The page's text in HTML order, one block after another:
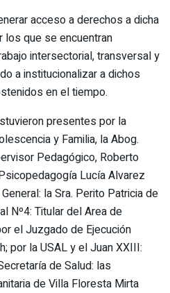
acceso a derechos a dicha
los que se encuentran
intersectorial, transversal y
a institucionalizar a dichos
en el tiempo.
presentes por la
y Familia, la Abog.
Pedagógico, Roberto
Lucía Alvarez
la Sra. Perito Patricia de
Nº4: Titular del Area de
el Juzgado de Ejecución
por la USAL y el Juan XXIII:
de Salud: las
de Villa Floresta Mirta